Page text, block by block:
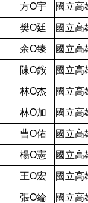
方O宇 國立高
樊O廷 國立高
余O臻 國立高
陳O銨 國立高
林O杰 國立高
林O加 國立高
曹O佑 國立高
楊O憲 國立高
王O宏 國立高
張O綸 國立高